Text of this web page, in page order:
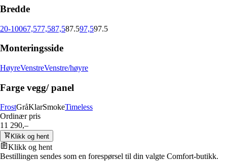
Bredde
20-10067,577,587,587.597,597.5
Monteringsside
HøyreVenstreVenstre/høyre
Farge vegg/ panel
FrostGråKlarSmokeTimeless
Ordinær pris
11 290,–
Klikk og hent
Klikk og hent
Bestillingen sendes som en forespørsel til din valgte Comfort-butikk.